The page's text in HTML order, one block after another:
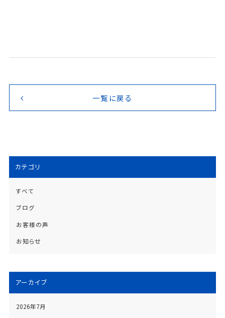
一覧に戻る
カテゴリ
すべて
ブログ
お客様の声
お知らせ
アーカイブ
2026年7月